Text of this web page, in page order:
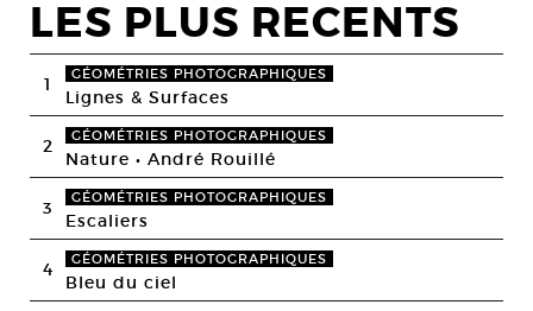
LES PLUS RECENTS
1 GÉOMÉTRIES PHOTOGRAPHIQUES
Lignes & Surfaces
2 GÉOMÉTRIES PHOTOGRAPHIQUES
Nature • André Rouillé
3 GÉOMÉTRIES PHOTOGRAPHIQUES
Escaliers
4 GÉOMÉTRIES PHOTOGRAPHIQUES
Bleu du ciel